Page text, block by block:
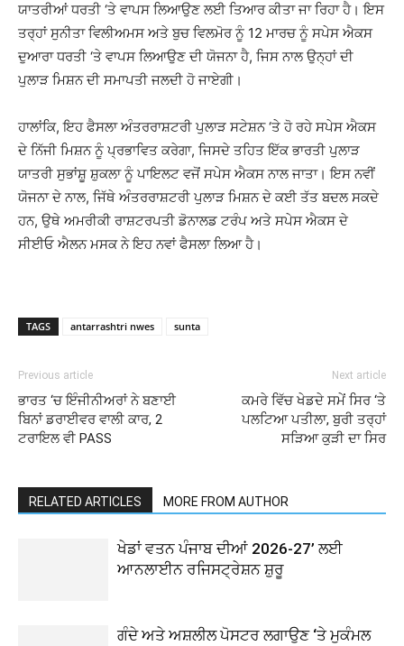
ਯਾਤਰੀਆਂ ਧਰਤੀ ‘ਤੇ ਵਾਪਸ ਲਿਆਉਣ ਲਈ ਤਿਆਰ ਕੀਤਾ ਜਾ ਰਿਹਾ ਹੈ। ਇਸ
ਤਰ੍ਹਾਂ ਸੁਨੀਤਾ ਵਿਲੀਅਮਸ ਅਤੇ ਬੁਚ ਵਿਲਮੋਰ ਨੂੰ 12 ਮਾਰਚ ਨੂੰ ਸਪੇਸ ਐਕਸ
ਦੁਆਰਾ ਧਰਤੀ ‘ਤੇ ਵਾਪਸ ਲਿਆਉਣ ਦੀ ਯੋਜਨਾ ਹੈ, ਜਿਸ ਨਾਲ ਉਨ੍ਹਾਂ ਦੀ
ਪੁਲਾੜ ਮਿਸ਼ਨ ਦੀ ਸਮਾਪਤੀ ਜਲਦੀ ਹੋ ਜਾਏਗੀ।
ਹਾਲਾਂਕਿ, ਇਹ ਫੈਸਲਾ ਅੰਤਰਰਾਸ਼ਟਰੀ ਪੁਲਾੜ ਸਟੇਸ਼ਨ ‘ਤੇ ਹੋ ਰਹੇ ਸਪੇਸ ਐਕਸ
ਦੇ ਨਿੱਜੀ ਮਿਸ਼ਨ ਨੂੰ ਪ੍ਰਭਾਵਿਤ ਕਰੇਗਾ, ਜਿਸਦੇ ਤਹਿਤ ਇੱਕ ਭਾਰਤੀ ਪੁਲਾੜ
ਯਾਤਰੀ ਸੁਭਾਂਸ਼ੂ ਸ਼ੁਕਲਾ ਨੂੰ ਪਾਇਲਟ ਵਜੋਂ ਸਪੇਸ ਐਕਸ ਨਾਲ ਜਾਤਾ। ਇਸ ਨਵੀਂ
ਯੋਜਨਾ ਦੇ ਨਾਲ, ਜਿੱਥੇ ਅੰਤਰਰਾਸ਼ਟਰੀ ਪੁਲਾੜ ਮਿਸ਼ਨ ਦੇ ਕਈ ਤੱਤ ਬਦਲ ਸਕਦੇ
ਹਨ, ਉਥੇ ਅਮਰੀਕੀ ਰਾਸ਼ਟਰਪਤੀ ਡੋਨਾਲਡ ਟਰੰਪ ਅਤੇ ਸਪੇਸ ਐਕਸ ਦੇ
ਸੀਈਓ ਐਲਨ ਮਸਕ ਨੇ ਇਹ ਨਵਾਂ ਫੈਸਲਾ ਲਿਆ ਹੈ।
TAGS antarrashtri nwes sunta
Previous article
ਭਾਰਤ ‘ਚ ਇੰਜੀਨੀਅਰਾਂ ਨੇ ਬਣਾਈ
ਬਿਨਾਂ ਡਰਾਈਵਰ ਵਾਲੀ ਕਾਰ, 2
ਟਰਾਇਲ ਵੀ PASS
Next article
ਕਮਰੇ ਵਿੱਚ ਖੇਡਦੇ ਸਮੇਂ ਸਿਰ ‘ਤੇ
ਪਲਟਿਆ ਪਤੀਲਾ, ਬੁਰੀ ਤਰ੍ਹਾਂ
ਸੜਿਆ ਕੁੜੀ ਦਾ ਸਿਰ
RELATED ARTICLES MORE FROM AUTHOR
ਖੇਡਾਂ ਵਤਨ ਪੰਜਾਬ ਦੀਆਂ 2026-27’ ਲਈ
ਆਨਲਾਈਨ ਰਜਿਸਟ੍ਰੇਸ਼ਨ ਸ਼ੁਰੂ
ਗੰਦੇ ਅਤੇ ਅਸ਼ਲੀਲ ਪੋਸਟਰ ਲਗਾਉਣ ‘ਤੇ ਮੁਕੰਮਲ